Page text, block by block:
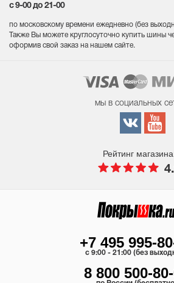
с 9-00 до 21-00
по московскому времени ежедневно (без
Также Вы можете круглосуточно купить шины
оформив свой заказ на нашем сайте.
мы в социальных
Рейтинг
+7 495 995-
c 9:00 - 21:00 (без
8 800 500-